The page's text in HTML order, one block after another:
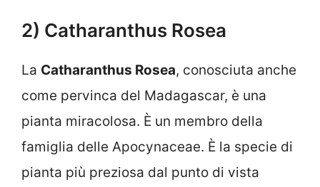
2) Catharanthus Rosea
La Catharanthus Rosea, conosciuta anche
come pervinca del Madagascar, è una
pianta miracolosa. È un membro della
famiglia delle Apocynaceae. È la specie di
pianta più preziosa dal punto di vista